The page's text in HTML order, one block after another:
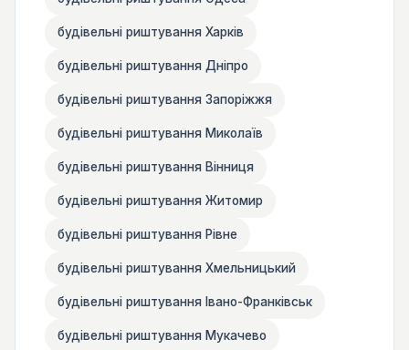
будівельні риштування Харків
будівельні риштування Дніпро
будівельні риштування Запоріжжя
будівельні риштування Миколаїв
будівельні риштування Вінниця
будівельні риштування Житомир
будівельні риштування Рівне
будівельні риштування Хмельницький
будівельні риштування Івано-Франківськ
будівельні риштування Мукачево